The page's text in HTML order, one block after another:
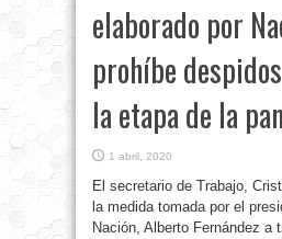
elaborado por
prohíbe
la etapa de la
1 abril, 2020
El secretario de Trabajo,
la medida tomada por el
Nación, Alberto Fernández a